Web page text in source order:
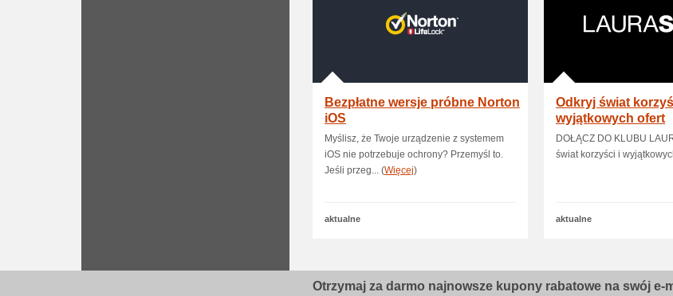
Bezpłatne wersje próbne Norton
iOS
Myślisz, że Twoje urządzenie z systemem
iOS nie potrzebuje ochrony? Przemyśl to.
Jeśli przeg... (Więcej)
aktualne
Odkryj świat
wyjątkowych ofert
DOŁĄCZ DO KLUBU
świat korzyści i
aktualne
Otrzymaj za darmo najnowsze kupony rabatowe na swój e-